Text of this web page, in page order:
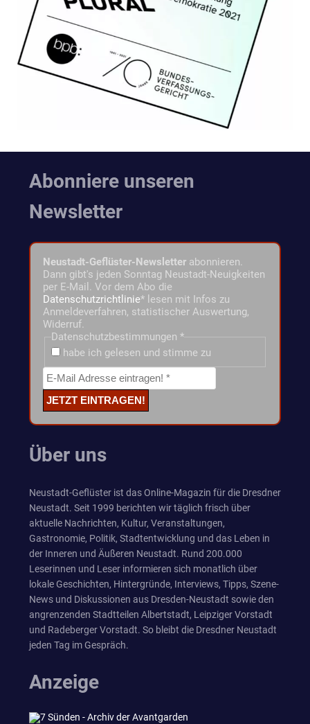
Abonniere unseren
Newsletter
Neustadt-Geflüster-Newsletter abonnieren.
Dann gibt's jeden Sonntag Neustadt-Neuigkeiten
per E-Mail. Vor dem Abo die
Datenschutzrichtlinie* lesen mit Infos zu
Anmeldeverfahren, statistischer Auswertung,
Widerruf.
Datenschutzbestimmungen *
habe ich gelesen und stimme zu
Über uns
Neustadt-Geflüster ist das Online-Magazin für die Dresdner
Neustadt. Seit 1999 berichten wir täglich frisch über
aktuelle Nachrichten, Kultur, Veranstaltungen,
Gastronomie, Politik, Stadtentwicklung und das Leben in
der Inneren und Äußeren Neustadt. Rund 200.000
Leserinnen und Leser informieren sich monatlich über
lokale Geschichten, Hintergründe, Interviews, Tipps, Szene-
News und Diskussionen aus Dresden-Neustadt sowie den
angrenzenden Stadtteilen Albertstadt, Leipziger Vorstadt
und Radeberger Vorstadt. So bleibt die Dresdner Neustadt
jeden Tag im Gespräch.
Anzeige